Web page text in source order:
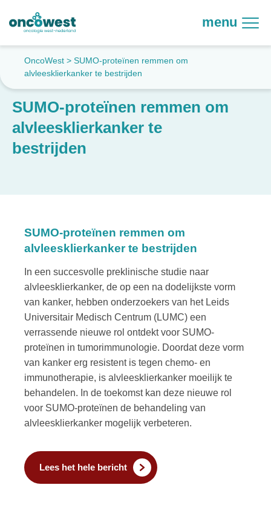
menu
OncoWest > SUMO-proteïnen remmen om
alvleesklierkanker te bestrijden
SUMO-proteïnen remmen om
alvleesklierkanker te
bestrijden
SUMO-proteïnen remmen om
alvleesklierkanker te bestrijden
In een succesvolle preklinische studie naar
alvleesklierkanker, de op een na dodelijkste vorm
van kanker, hebben onderzoekers van het Leids
Universitair Medisch Centrum (LUMC) een
verrassende nieuwe rol ontdekt voor SUMO-
proteïnen in tumorimmunologie. Doordat deze vorm
van kanker erg resistent is tegen chemo- en
immunotherapie, is alvleesklierkanker moeilijk te
behandelen. In de toekomst kan deze nieuwe rol
voor SUMO-proteïnen de behandeling van
alvleesklierkanker mogelijk verbeteren.
Lees het hele bericht